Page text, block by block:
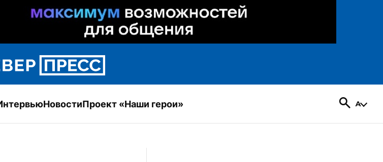
НовостиПроект «Наши герои»